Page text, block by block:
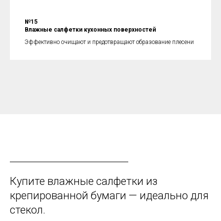
№15
Влажные салфетки кухонных поверхностей
Эффективно очищают и предотвращают образование плесени
Купите влажные салфетки из
крепированной бумаги — идеально для
стекол.